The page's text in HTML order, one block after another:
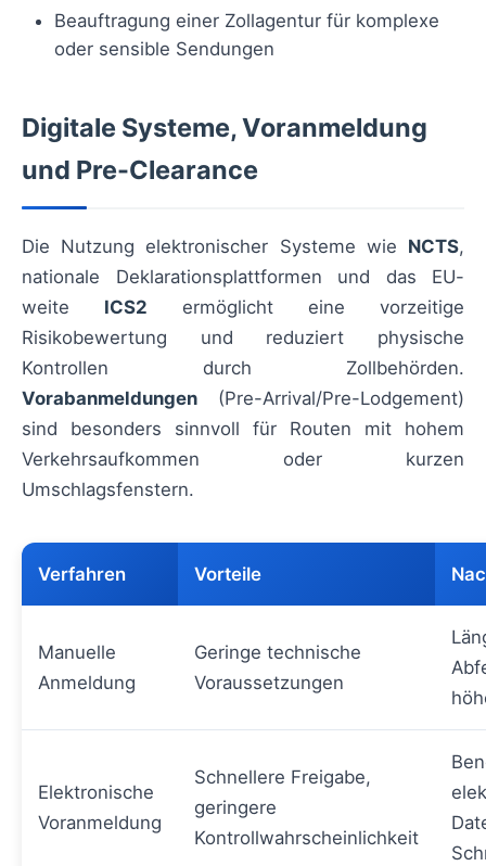
Beauftragung einer Zollagentur für komplexe
oder sensible Sendungen
Digitale Systeme, Voranmeldung
und Pre-Clearance
Die Nutzung elektronischer Systeme wie NCTS,
nationale Deklarationsplattformen und das EU-
weite ICS2 ermöglicht eine vorzeitige
Risikobewertung und reduziert physische
Kontrollen durch Zollbehörden.
Vorabanmeldungen (Pre-Arrival/Pre-Lodgement)
sind besonders sinnvoll für Routen mit hohem
Verkehrsaufkommen oder kurzen
Umschlagsfenstern.
Verfahren Vorteile
Manuelle
Anmeldung
Geringe technische
Voraussetzungen
Elektronische
Voranmeldung
Schnellere Freigabe,
geringere
Kontrollwahrscheinlichkeit